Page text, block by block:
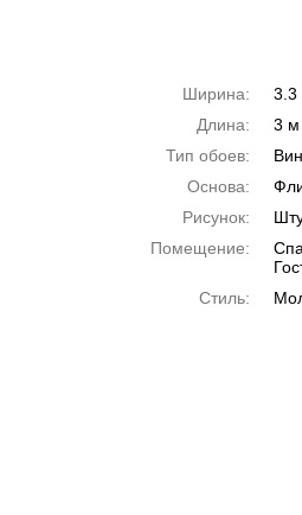
Ширина:
3.3
Длина:
3 м
Тип обоев:
Основа:
Рисунок:
Помещение:
Стиль: